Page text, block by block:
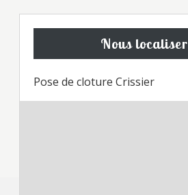
Nous localiser
Pose de cloture Crissier